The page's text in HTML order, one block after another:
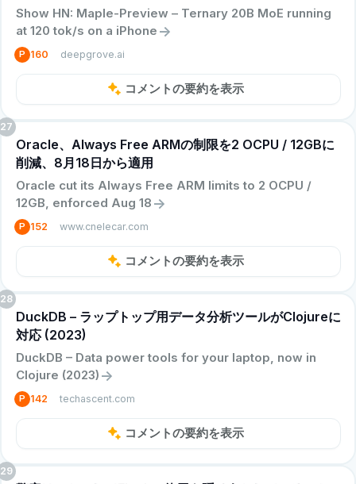
Show HN: Maple-Preview – Ternary 20B MoE running
at 120 tok/s on a iPhone ->
P 160 deepgrove.ai
コメントの要約を表示
27
Oracle、Always Free ARMの制限を2 OCPU / 12GBに
削減、8月18日から適用
Oracle cut its Always Free ARM limits to 2 OCPU /
12GB, enforced Aug 18 ->
P 152 www.cnelecar.com
コメントの要約を表示
28
DuckDB – ラップトップ用データ分析ツールがClojureに
対応 (2023)
DuckDB – Data power tools for your laptop, now in
Clojure (2023) ->
P 142 techascent.com
コメントの要約を表示
29